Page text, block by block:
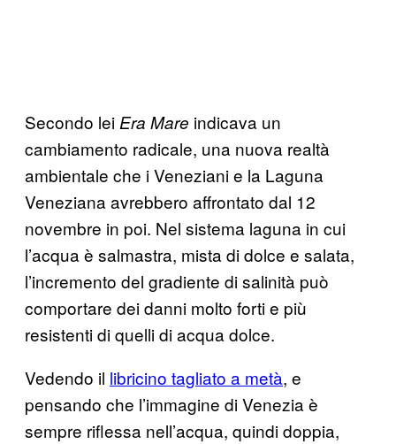
Secondo lei Era Mare indicava un
cambiamento radicale, una nuova realtà
ambientale che i Veneziani e la Laguna
Veneziana avrebbero affrontato dal 12
novembre in poi. Nel sistema laguna in cui
l’acqua è salmastra, mista di dolce e salata,
l’incremento del gradiente di salinità può
comportare dei danni molto forti e più
resistenti di quelli di acqua dolce.
Vedendo il libricino tagliato a metà, e
pensando che l’immagine di Venezia è
sempre riflessa nell’acqua, quindi doppia,